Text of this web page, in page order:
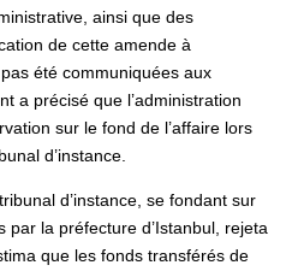
ainsi que des
de cette amende à
pas été communiquées aux
a précisé que l’administration
sur le fond de l’affaire lors
d’instance.
d’instance, se fondant sur
par la préfecture d’Istanbul, rejeta
que les fonds transférés de